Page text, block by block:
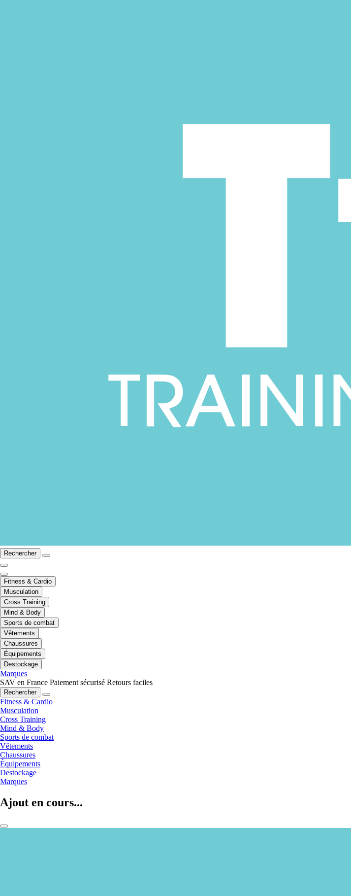
Rechercher
Fitness & Cardio
Musculation
Cross Training
Mind & Body
Sports de combat
Vêtements
Chaussures
Équipements
Destockage
Marques
SAV en France Paiement sécurisé Retours faciles
Rechercher
Fitness & Cardio
Musculation
Cross Training
Mind & Body
Sports de combat
Vêtements
Chaussures
Équipements
Destockage
Marques
Ajout en cours...